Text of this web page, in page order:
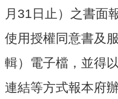
導
首
頁
月31日止）之書面
使用授權同意書及
輯）電子檔，並得
連結等方式報本府